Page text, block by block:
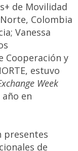
de Movilidad
Colombia
Vanessa
Cooperación y
estuvo
Week
en
presentes
de